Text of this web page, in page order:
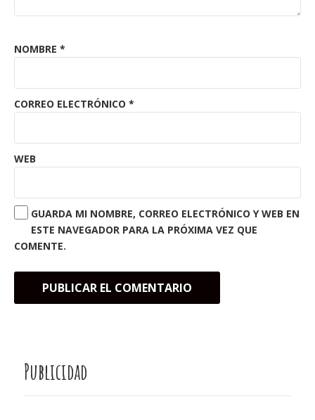
NOMBRE *
CORREO ELECTRÓNICO *
WEB
GUARDA MI NOMBRE, CORREO ELECTRÓNICO Y WEB EN
ESTE NAVEGADOR PARA LA PRÓXIMA VEZ QUE
COMENTE.
Publicidad